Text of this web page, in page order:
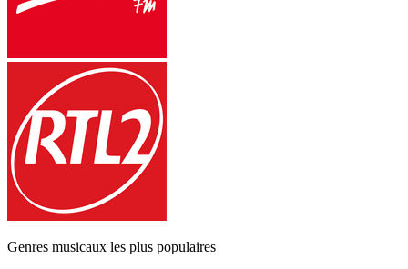
Genres musicaux les plus populaires